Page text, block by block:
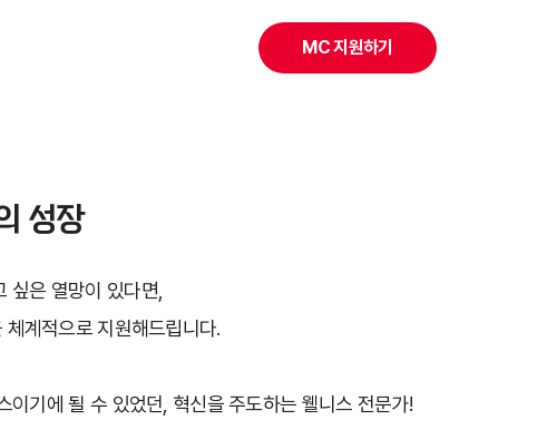
MC 지원하기
성장
싶은 열망이 있다면,
계적으로 지원해드립니다.
이기에 될 수 있었던, 혁신을 주도하는 웰니스 전문가!